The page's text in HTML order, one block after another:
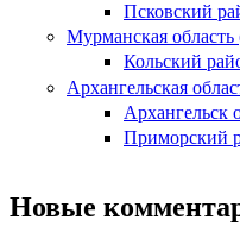
Псковский
Мурманская область
Кольский
Архангельская
Архангельск
Приморский
Новые